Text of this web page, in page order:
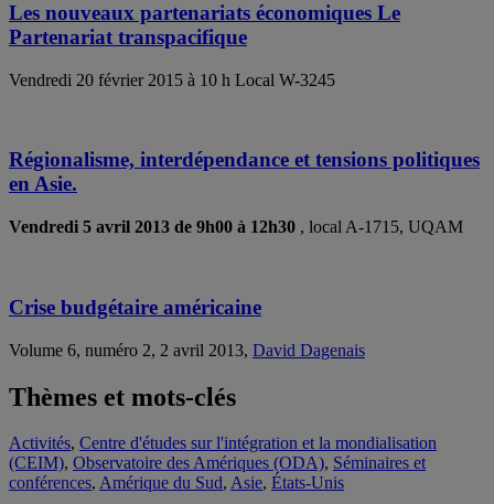
Les nouveaux partenariats économiques Le
Partenariat transpacifique
Vendredi 20 février 2015 à 10 h Local W-3245
Régionalisme, interdépendance et tensions politiques
en Asie.
Vendredi 5 avril 2013 de 9h00 à 12h30 , local A-1715, UQAM
Crise budgétaire américaine
Volume 6, numéro 2, 2 avril 2013, David Dagenais
Thèmes et mots-clés
Activités, Centre d'études sur l'intégration et la mondialisation
(CEIM), Observatoire des Amériques (ODA), Séminaires et
conférences, Amérique du Sud, Asie, États-Unis